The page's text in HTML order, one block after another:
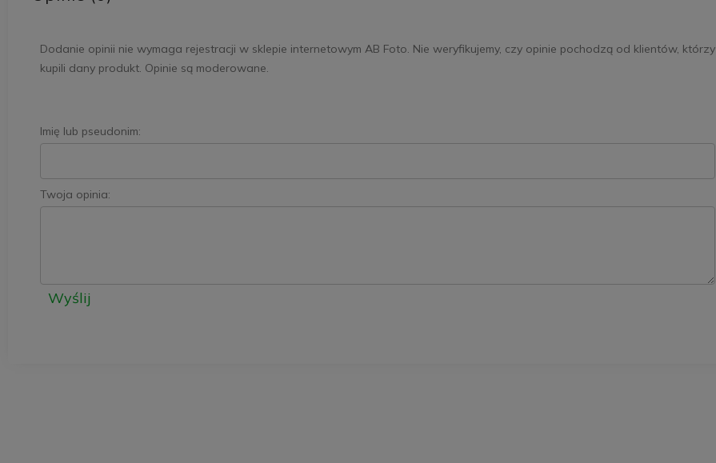
Dodanie opinii nie wymaga rejestracji w sklepie internetowym AB Foto. Nie weryfikujemy, czy opinie pochodzą od klientów, którzy
kupili dany produkt. Opinie są moderowane.
Imię lub pseudonim:
Twoja opinia:
Wyślij